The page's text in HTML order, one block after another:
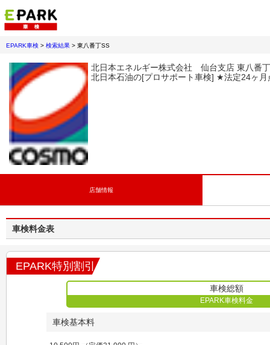
EPARK車検 > 検索結果 > 東八番丁SS
北日本エネルギー株式会社 仙台支店 東八番
北日本石油の[プロサポート車検] ★法定24ヶ
店舗情報
車検料金表
EPARK特別割引
車検総額
EPARK車検料金
車検基本料